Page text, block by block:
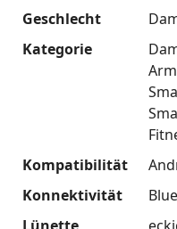
Geschlecht
Kategorie
Kompatibilität
Konnektivität